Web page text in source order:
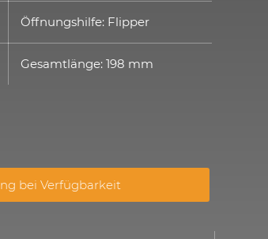
Öffnungshilfe: Flipper
Gesamtlänge: 198 mm
bei Verfügbarkeit